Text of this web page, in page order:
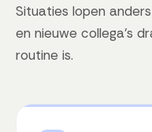
Situaties lopen
en nieuwe collega's
routine is.